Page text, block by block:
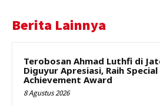
Berita Lainnya
Terobosan Ahmad Luthfi di
Diguyur Apresiasi, Raih Special
Achievement Award
8 Agustus 2026